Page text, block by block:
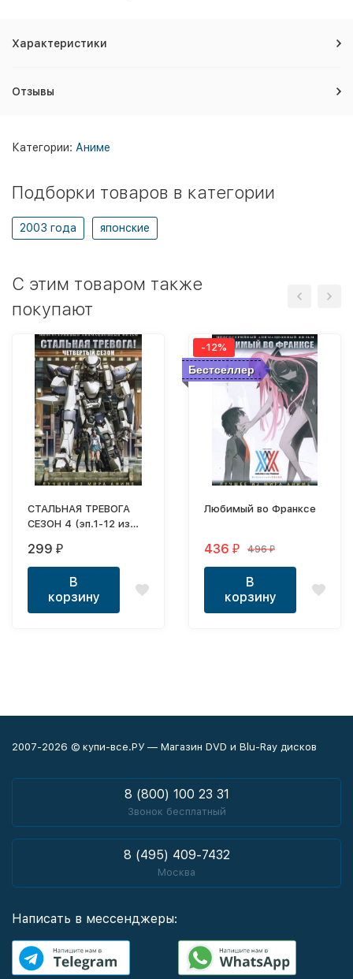
Характеристики
Отзывы
Категории: Аниме
Подборки товаров в категории
2003 года японские
C этим товаром также
покупают
СТАЛЬНАЯ ТРЕВОГА
СЕЗОН 4 (эп.1-12 из
Invisible Victory
299 ₽
В
корзину
Бестселлер
-12%
Любимый во Франксе
436 ₽ 496₽
В
корзину
2007-2026 © купи-все.РУ — Магазин DVD и Blu-Ray дисков
8 (800) 100 23 31
Звонок бесплатный
8 (495) 409-7432
Москва
Написать в мессенджеры: